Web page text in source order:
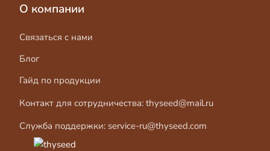
О компании
Связаться с нами
Блог
Гайд по продукции
Контакт для сотрудничества: thyseed@mail.ru
Служба поддержки: service-ru@thyseed.com